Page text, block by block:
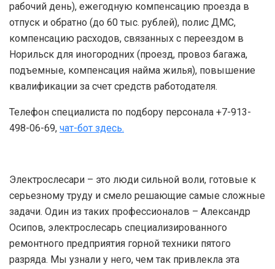
рабочий день), ежегодную компенсацию проезда в
отпуск и обратно (до 60 тыс. рублей), полис ДМС,
компенсацию расходов, связанных с переездом в
Норильск для иногородних (проезд, провоз багажа,
подъемные, компенсация найма жилья), повышение
квалификации за счет средств работодателя.
Телефон специалиста по подбору персонала +7-913-
498-06-69, чат-бот здесь.
Электрослесари – это люди сильной воли, готовые к
серьезному труду и смело решающие самые сложные
задачи. Один из таких профессионалов – Александр
Осипов, электрослесарь специализированного
ремонтного предприятия горной техники пятого
разряда. Мы узнали у него, чем так привлекла эта